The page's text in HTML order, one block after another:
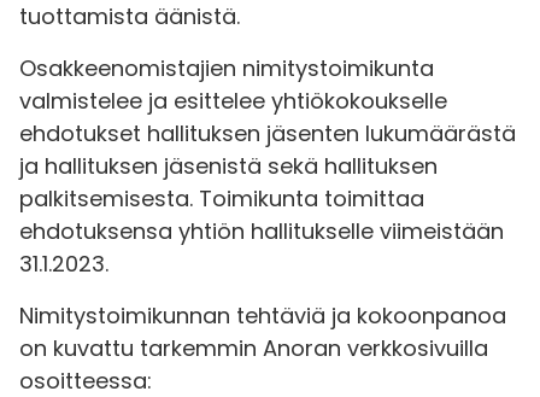
tuottamista äänistä.
Osakkeenomistajien nimitystoimikunta
valmistelee ja esittelee yhtiökokoukselle
ehdotukset hallituksen jäsenten lukumäärästä
ja hallituksen jäsenistä sekä hallituksen
palkitsemisesta. Toimikunta toimittaa
ehdotuksensa yhtiön hallitukselle viimeistään
31.1.2023.
Nimitystoimikunnan tehtäviä ja kokoonpanoa
on kuvattu tarkemmin Anoran verkkosivuilla
osoitteessa: